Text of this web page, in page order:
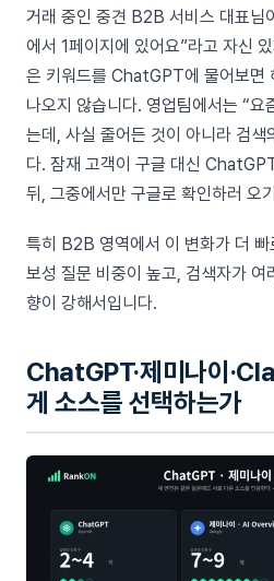
거래 중인 중견 B2B 서비스 대표님
에서 1페이지에 있어요”라고 자신
은 키워드를 ChatGPT에 물어보면
나오지 않습니다. 영업팀에서는 “요
는데, 사실 줄어든 것이 아니라 검색
다. 잠재 고객이 구글 대신
뒤, 그중에서만 구글로 확인하러 오
특히 B2B 영역에서 이 변화가 더 빠
보성 질문 비중이 높고, 검색자가 여
향이 강해서입니다.
ChatGPT·제미나이
게 소스를 선택하는가